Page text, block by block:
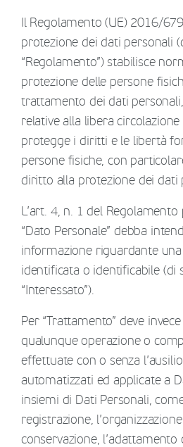
Il Regolamento (UE) 2016/
protezione dei dati personali
“Regolamento”) stabilisce
protezione delle persone
trattamento dei dati
relative alla libera
protegge i diritti e le libertà
persone fisiche, con
diritto alla protezione dei dati
L’art. 4, n. 1 del
“Dato Personale” debba
informazione riguardante
identificata o identificabile (di
“Interessato”).
Per “Trattamento” deve
qualunque operazione o
effettuate con o senza
automatizzati ed applicate a
insiemi di Dati Personali,
registrazione,
conservazione, l’adattamento